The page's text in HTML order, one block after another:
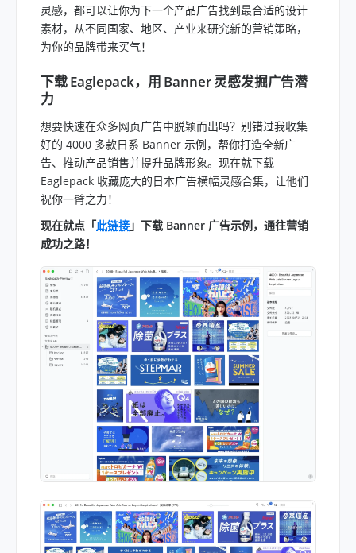
灵感，都可以让你为下一个产品广告找到最合适的设计
素材，从不同国家、地区、产业来研究新的营销策略，
为你的品牌带来买气！
下载 Eaglepack，用 Banner 灵感发掘广告潜
力
想要快速在众多网页广告中脱颖而出吗？别错过我收集
好的 4000 多款日系 Banner 示例，帮你打造全新广
告、推动产品销售并提升品牌形象。现在就下载
Eaglepack 收藏庞大的日本广告横幅灵感合集，让他们
祝你一臂之力！
现在就点「此链接」下载 Banner 广告示例，通往营销
成功之路！